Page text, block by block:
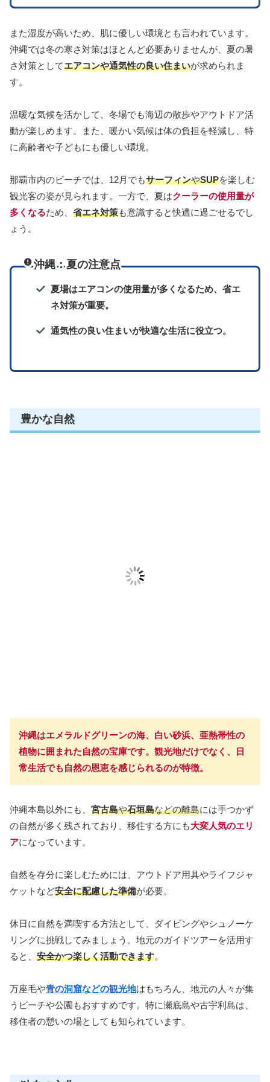
また湿度が高いため、肌に優しい環境とも言われています。
沖縄では冬の寒さ対策はほとんど必要ありませんが、夏の暑
さ対策としてエアコンや通気性の良い住まいが求められま
す。
温暖な気候を活かして、冬場でも海辺の散歩やアウトドア活
動が楽しめます。また、暖かい気候は体の負担を軽減し、特
に高齢者や子どもにも優しい環境。
那覇市内のビーチでは、12月でもサーフィンやSUPを楽しむ
観光客の姿が見られます。一方で、夏はクーラーの使用量が
多くなるため、 省エネ対策も意識すると快適に過ごせるでし
ょう。
沖縄：夏の注意点
夏場はエアコンの使用量が多くなるため、省エ
ネ対策が重要。
通気性の良い住まいが快適な生活に役立つ。
豊かな自然
沖縄はエメラルドグリーンの海、白い砂浜、亜熱帯性の
植物に囲まれた自然の宝庫です。観光地だけでなく、日
常生活でも自然の恩恵を感じられるのが特徴。
沖縄本島以外にも、 宮古島や石垣島などの離島には手つかず
の自然が多く残されており、移住する方にも大変人気のエリ
アになっています。
自然を存分に楽しむためには、アウトドア用具やライフジャ
ケットなど安全に配慮した準備が必要。
休日に自然を満喫する方法として、ダイビングやシュノーケ
リングに挑戦してみましょう。地元のガイドツアーを活用す
ると、 安全かつ楽しく活動できます。
万座毛や青の洞窟などの観光地はもちろん、地元の人々が集
うビーチや公園もおすすめです。特に瀬底島や古宇利島は、
移住者の憩いの場としても知られています。